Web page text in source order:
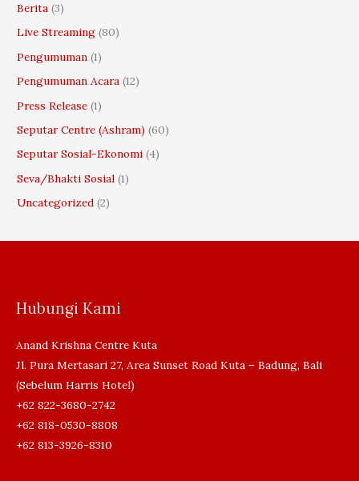
Berita (3)
Live Streaming (80)
Pengumuman (1)
Pengumuman Acara (12)
Press Release (1)
Seputar Centre (Ashram) (60)
Seputar Sosial-Ekonomi (4)
Seva/Bhakti Sosial (1)
Uncategorized (2)
Hubungi Kami
Anand Krishna Centre Kuta
Jl. Pura Mertasari 27, Area Sunset Road Kuta – Badung, Bali
(Sebelum Harris Hotel)
+62 822-3680-2742
+62 818-0530-8808
+62 813-3926-8310